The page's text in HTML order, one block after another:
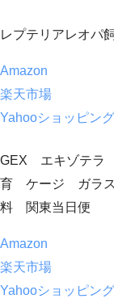
レプテリアレオパ
Amazon
楽天市場
Yahooショッピング
GEX エキゾテ
育 ケージ ガラ
料 関東当日便
Amazon
楽天市場
Yahooショッピング